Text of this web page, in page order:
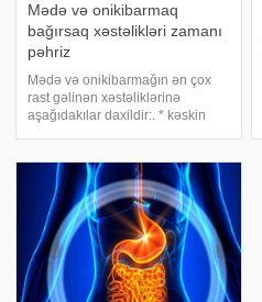
Mədə və onikibarmaq
bağırsaq xəstəlikləri zamanı
pəhriz
Mədə və onikibarmağın ən çox
rast gəlinən xəstəliklərinə
aşağıdakılar daxildir:. * kəskin
yarası. Bu xəstəliklər zamanı
xüsusi pəhriz qaydalarına əməl
eləmək lazımdır